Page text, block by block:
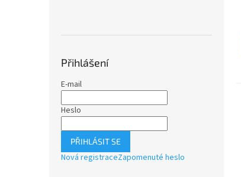
Přihlášení
E-mail
Heslo
PŘIHLÁSIT SE
Nová registraceZapomenuté heslo